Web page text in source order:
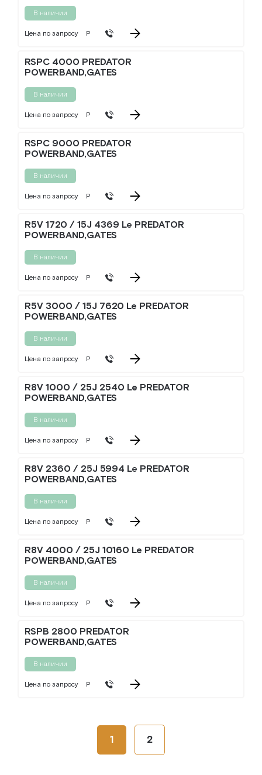
В наличии
Цена по запросу Р
RSPC 4000 PREDATOR
POWERBAND,GATES
В наличии
Цена по запросу Р
RSPC 9000 PREDATOR
POWERBAND,GATES
В наличии
Цена по запросу Р
R5V 1720 / 15J 4369 Le PREDATOR
POWERBAND,GATES
В наличии
Цена по запросу Р
R5V 3000 / 15J 7620 Le PREDATOR
POWERBAND,GATES
В наличии
Цена по запросу Р
R8V 1000 / 25J 2540 Le PREDATOR
POWERBAND,GATES
В наличии
Цена по запросу Р
R8V 2360 / 25J 5994 Le PREDATOR
POWERBAND,GATES
В наличии
Цена по запросу Р
R8V 4000 / 25J 10160 Le PREDATOR
POWERBAND,GATES
В наличии
Цена по запросу Р
RSPB 2800 PREDATOR
POWERBAND,GATES
В наличии
Цена по запросу Р
1 2